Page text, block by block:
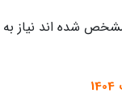
شده‌ اند نیاز